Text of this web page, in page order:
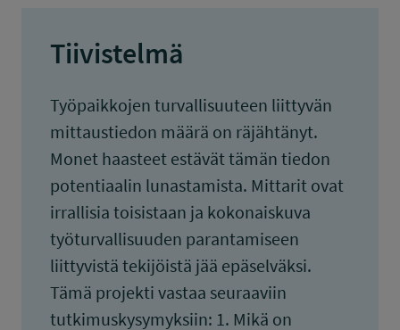
Tiivistelmä
Työpaikkojen turvallisuuteen liittyvän
mittaustiedon määrä on räjähtänyt.
Monet haasteet estävät tämän tiedon
potentiaalin lunastamista. Mittarit ovat
irrallisia toisistaan ja kokonaiskuva
työturvallisuuden parantamiseen
liittyvistä tekijöistä jää epäselväksi.
Tämä projekti vastaa seuraaviin
tutkimuskysymyksiin: 1. Mikä on